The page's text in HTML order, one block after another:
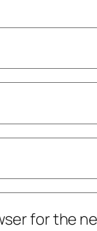
for the